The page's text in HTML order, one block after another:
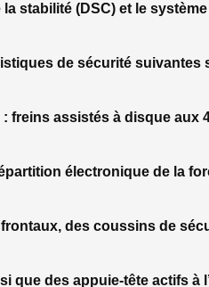
stabilité (DSC) et le système
de sécurité suivantes
freins assistés à disque aux
électronique de la
des coussins de
que des appuie-tête actifs à